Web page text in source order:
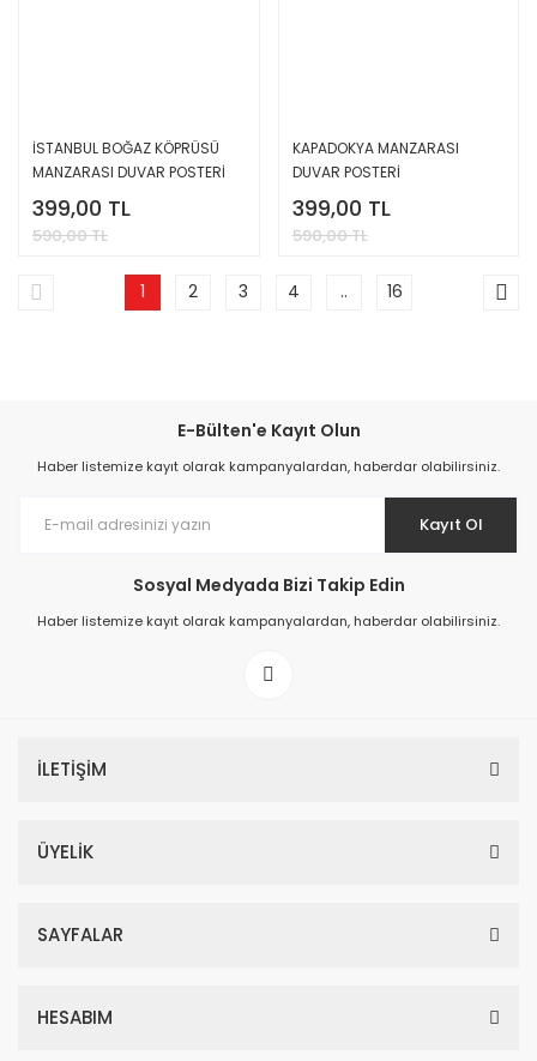
İSTANBUL BOĞAZ KÖPRÜSÜ
MANZARASI DUVAR POSTERİ
399,00 TL
590,00 TL
KAPADOKYA MANZARASI
DUVAR POSTERİ
399,00 TL
590,00 TL
1 2 3 4 .. 16
E-Bülten'e Kayıt Olun
Haber listemize kayıt olarak kampanyalardan, haberdar olabilirsiniz.
Kayıt Ol
Sosyal Medyada Bizi Takip Edin
Haber listemize kayıt olarak kampanyalardan, haberdar olabilirsiniz.
İLETİŞİM
ÜYELİK
SAYFALAR
HESABIM